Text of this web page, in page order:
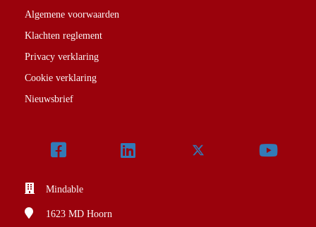
Algemene voorwaarden
Klachten reglement
Privacy verklaring
Cookie verklaring
Nieuwsbrief
Mindable
1623 MD Hoorn